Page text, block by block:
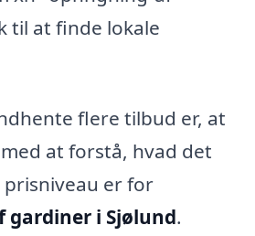
til at finde lokale
flere tilbud er, at
at forstå, hvad det
er for
i Sjølund.